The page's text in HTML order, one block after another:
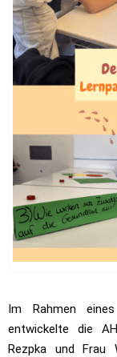
Im Rahmen
entwickelte die
Rezpka und Frau